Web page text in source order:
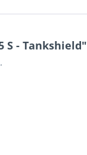
- Tankshield"